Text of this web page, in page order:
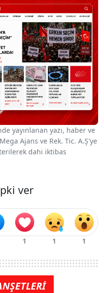
yayınlanan yazı, haber ve
Ajans ve Rek. Tic. A.Ş'ye
dahi iktibas
ver